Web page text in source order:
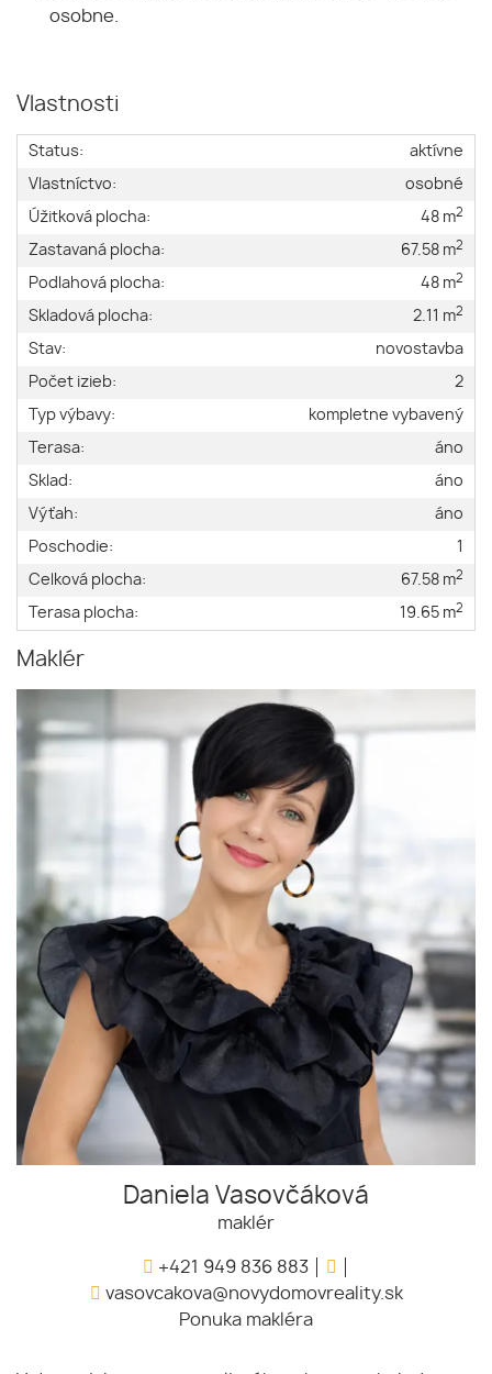
osobne.
Vlastnosti
Status:
aktívne
Vlastníctvo:
osobné
Úžitková plocha:
48 m2
Zastavaná plocha: 67.58 m2
Podlahová plocha: 48 m2
Skladová plocha: 2.11 m2
Stav:
novostavba
Počet izieb:
2
Typ výbavy:
kompletne vybavený
Terasa:
áno
Sklad:
áno
Výťah:
áno
Poschodie:
1
Celková plocha:
67.58 m2
Terasa plocha: 19.65 m2
Maklér
Daniela Vasovčáková
maklér
+421 949 836 883
vasovcakova@novydomovreality.sk
Ponuka makléra